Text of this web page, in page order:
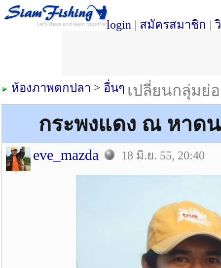
login | สมัครสมาชิก |
เปลี่ยนกลุ่มย่
ห้องภาพตกปลา > อื่นๆ
กระพงแดง ณ หาด
eve_mazda 18 มิ.ย. 55, 20:40